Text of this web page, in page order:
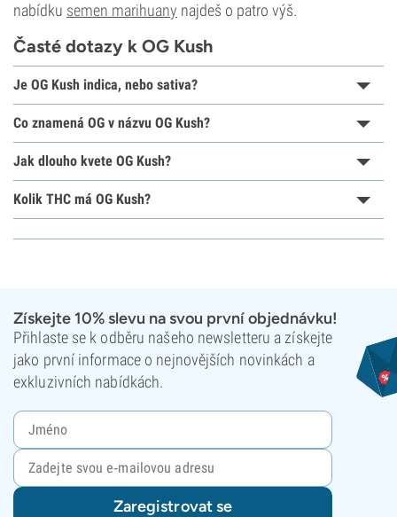
nabídku semen marihuany najdeš o patro výš.
Časté dotazy k OG Kush
Je OG Kush indica, nebo sativa?
Co znamená OG v názvu OG Kush?
Jak dlouho kvete OG Kush?
Kolik THC má OG Kush?
Získejte 10% slevu na svou první objednávku!
Přihlaste se k odběru našeho newsletteru a získejte
jako první informace o nejnovějších novinkách a
exkluzivních nabídkách.
Zaregistrovat se